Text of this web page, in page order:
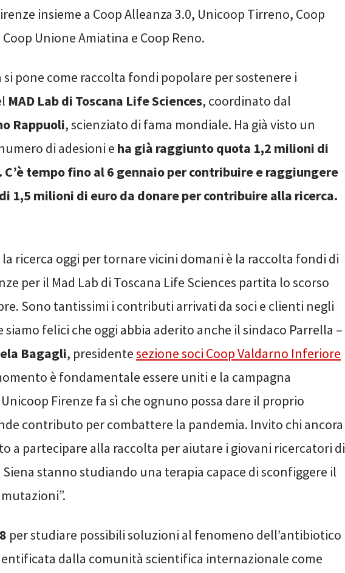
insieme a Coop Alleanza 3.0, Unicoop Tirreno, Coop
Unione Amiatina e Coop Reno.
si pone come raccolta fondi popolare per sostenere i
MAD Lab di Toscana Life Sciences, coordinato dal
Rappuoli, scienziato di fama mondiale. Ha già visto un
di adesioni e ha già raggiunto quota 1,2 milioni di
tempo finoal 6 gennaioper contribuiree raggiungere
1,5 milioni di euro da donare per contribuire alla ricerca.
ricerca oggi per tornare vicini domani è la raccolta fondi di
per il Mad Lab di Toscana Life Sciences partita lo scorso
Sono tantissimi i contributi arrivati da soci e clienti negli
siamo felici che oggi abbia aderito anche il sindaco Parrella –
Bagagli, presidentesezione soci Coop Valdarno Inferiore
è fondamentale essere uniti e la campagna
Firenze fa sì che ognuno possa dare il proprio
contributo per combattere la pandemia. Invito chi ancora
a partecipare alla raccolta per aiutare i giovani ricercatori di
stanno studiando una terapia capace di sconfiggere il
per studiare possibili soluzioni al fenomeno dell’antibiotico
dalla comunità scientifica internazionale come